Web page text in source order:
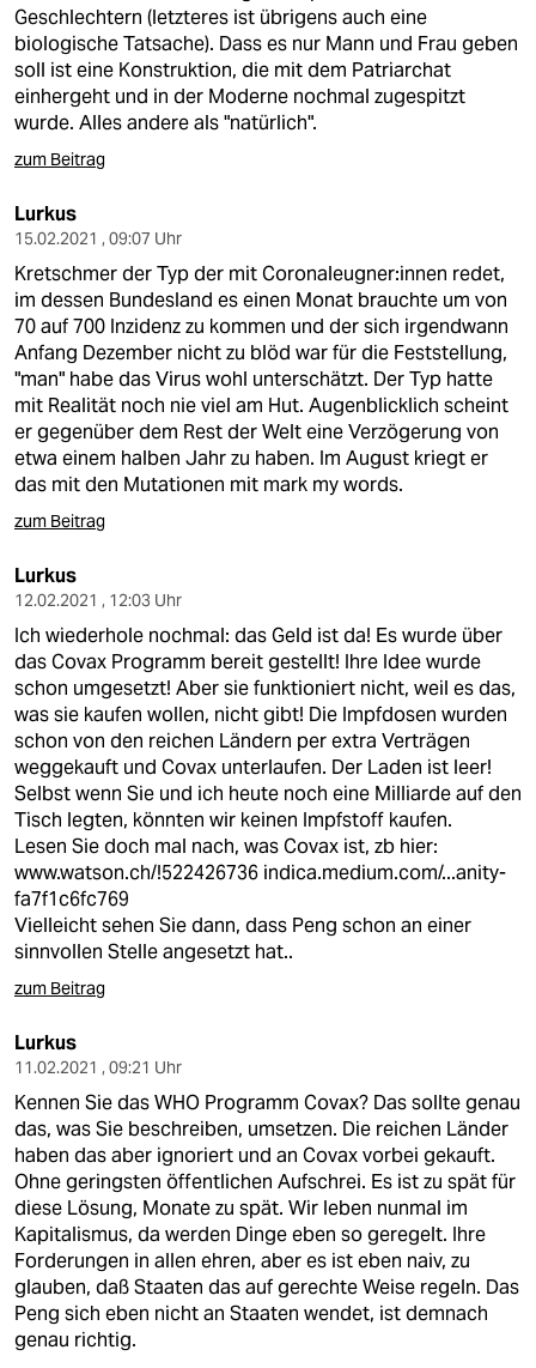
Geschlechtern (letzteres ist übrigens auch eine
biologische Tatsache). Dass es nur Mann und Frau geben
soll ist eine Konstruktion, die mit dem Patriarchat
einhergeht und in der Moderne nochmal zugespitzt
wurde. Alles andere als "natürlich".
zum Beitrag
Lurkus
15.02.2021 , 09:07 Uhr
Kretschmer der Typ der mit Coronaleugner:innen redet,
im dessen Bundesland es einen Monat brauchte um von
70 auf 700 Inzidenz zu kommen und der sich irgendwann
Anfang Dezember nicht zu blöd war für die Feststellung,
"man" habe das Virus wohl unterschätzt. Der Typ hatte
mit Realität noch nie viel am Hut. Augenblicklich scheint
er gegenüber dem Rest der Welt eine Verzögerung von
etwa einem halben Jahr zu haben. Im August kriegt er
das mit den Mutationen mit mark my words.
zum Beitrag
Lurkus
12.02.2021 , 12:03 Uhr
Ich wiederhole nochmal: das Geld ist da! Es wurde über
das Covax Programm bereit gestellt! Ihre Idee wurde
schon umgesetzt! Aber sie funktioniert nicht, weil es das,
was sie kaufen wollen, nicht gibt! Die Impfdosen wurden
schon von den reichen Ländern per extra Verträgen
weggekauft und Covax unterlaufen. Der Laden ist leer!
Selbst wenn Sie und ich heute noch eine Milliarde auf den
Tisch legten, könnten wir keinen Impfstoff kaufen.
Lesen Sie doch mal nach, was Covax ist, zb hier:
www.watson.ch/!522426736 indica.medium.com/...anity-
fa7f1c6fc769
Vielleicht sehen Sie dann, dass Peng schon an einer
sinnvollen Stelle angesetzt hat..
zum Beitrag
Lurkus
11.02.2021 , 09:21 Uhr
Kennen Sie das WHO Programm Covax? Das sollte genau
das, was Sie beschreiben, umsetzen. Die reichen Länder
haben das aber ignoriert und an Covax vorbei gekauft.
Ohne geringsten öffentlichen Aufschrei. Es ist zu spät für
diese Lösung, Monate zu spät. Wir leben nunmal im
Kapitalismus, da werden Dinge eben so geregelt. Ihre
Forderungen in allen ehren, aber es ist eben naiv, zu
glauben, daß Staaten das auf gerechte Weise regeln. Das
Peng sich eben nicht an Staaten wendet, ist demnach
genau richtig.